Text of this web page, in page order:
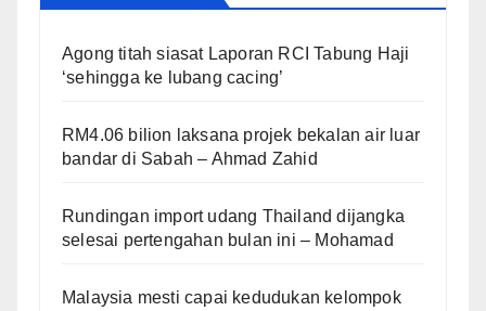
Agong titah siasat Laporan RCI Tabung Haji
‘sehingga ke lubang cacing’
RM4.06 bilion laksana projek bekalan air luar
bandar di Sabah – Ahmad Zahid
Rundingan import udang Thailand dijangka
selesai pertengahan bulan ini – Mohamad
Malaysia mesti capai kedudukan kelompok